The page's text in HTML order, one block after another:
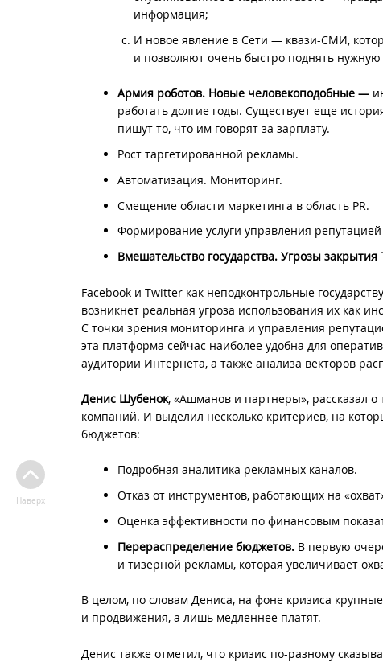
информация;
И новое явление в Сети — квази-СМИ,
и позволяют очень быстро поднять нужную
Армия роботов. Новые человекоподобные —
работать долгие годы. Существует еще
пишут то, что им говорят за зарплату.
Рост таргетированной рекламы.
Автоматизация. Мониторинг.
Смещение области маркетинга в область PR.
Формирование услуги управления
Вмешательство государства. Угрозы
Facebook и Twitter как неподконтрольные
возникнет реальная угроза использования их как
С точки зрения мониторинга и управления
эта платформа сейчас наиболее удобна для
аудитории Интернета, а также анализа векторов
Денис Шубенок, «Ашманов и партнеры», рассказал
компаний. И выделил несколько критериев, на
бюджетов:
Подробная аналитика рекламных каналов.
Отказ от инструментов, работающих на
Оценка эффективности по финансовым
Перераспределение бюджетов. В первую
и тизерной рекламы, которая увеличивает
В целом, по словам Дениса, на фоне кризиса
и продвижения, а лишь медленнее платят.
Денис также отметил, что кризис по-разному
Наверх